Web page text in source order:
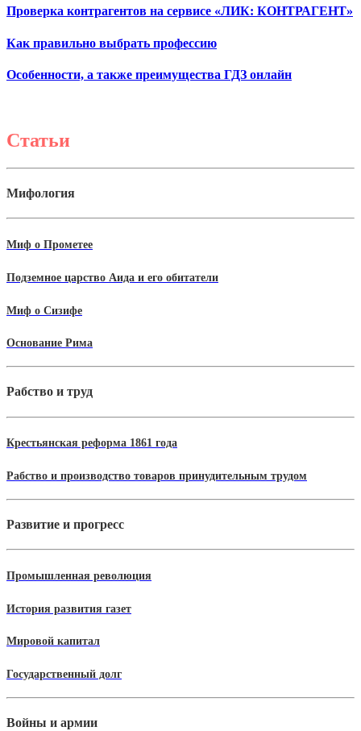
Проверка контрагентов на сервисе «ЛИК: КОНТРАГЕНТ»
Как правильно выбрать профессию
Особенности, а также преимущества ГДЗ онлайн
Статьи
Мифология
Миф о Прометее
Подземное царство Аида и его обитатели
Миф о Сизифе
Основание Рима
Рабство и труд
Крестьянская реформа 1861 года
Рабство и производство товаров принудительным трудом
Развитие и прогресс
Промышленная революция
История развития газет
Мировой капитал
Государственный долг
Войны и армии